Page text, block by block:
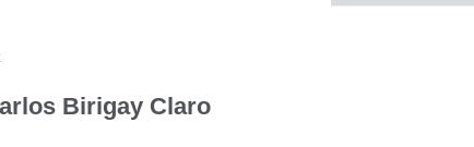
Birigay Claro